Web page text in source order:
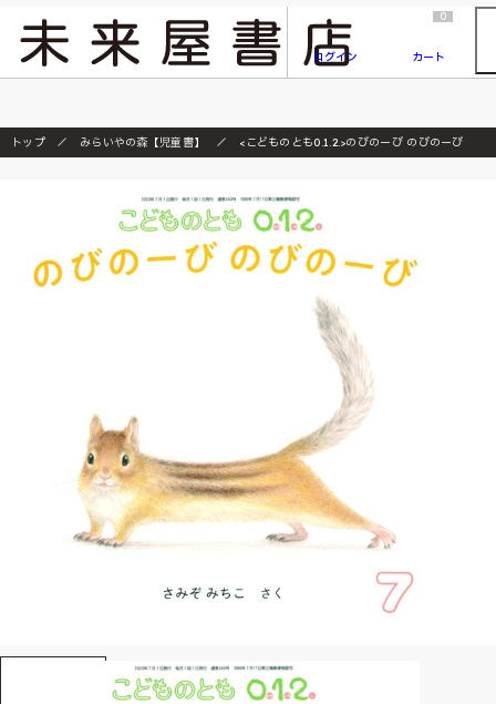
『ONE PIECE magazine 021 ONE PIECEカード付き同梱版』発売延期のご案内
ログイン
0
カート
トップ みらいやの森【児童書】 <こどものとも0.1.2.>のびのーび のびのーび